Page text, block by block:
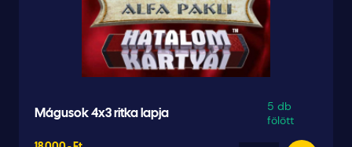
Mágusok 4x3 ritka lapja
5 db
fölött